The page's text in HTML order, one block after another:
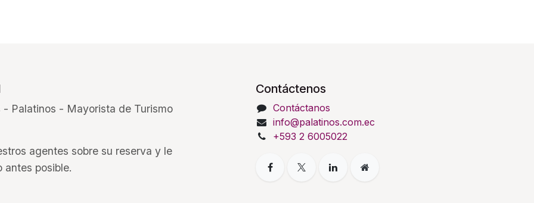
- Palatinos - Mayorista de Turismo
agentes sobre su reserva y le
antes posible.
Contáctenos
Contáctanos
info@palatinos.com.ec
+593 2 6005022